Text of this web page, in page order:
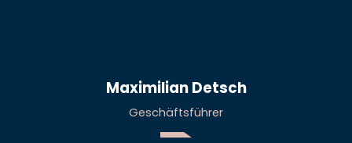
Maximilian Detsch
Geschäftsführer